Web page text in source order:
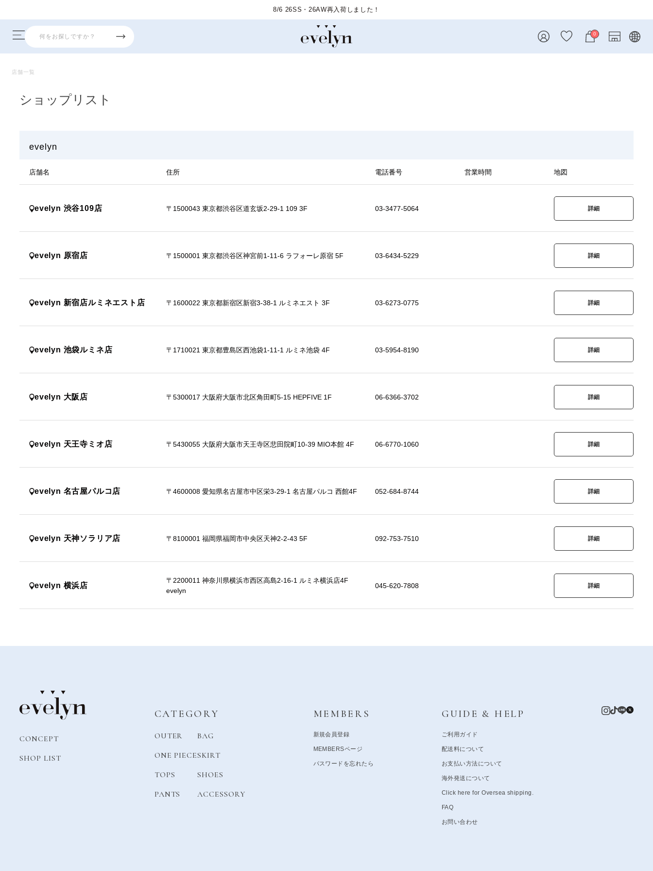
8/6 26SS・26AW再入荷しました！
0
店舗一覧
ショップリスト
evelyn
店舗名 住所 電話番号 営業時間 地図
evelyn 渋谷109店 〒1500043東京都渋谷区道玄坂2-29-1 109 3F 03-3477-5064 詳細
evelyn 原宿店 〒1500001東京都渋谷区神宮前1-11-6 ラフォーレ原宿 5F 03-6434-5229 詳細
evelyn 新宿店ルミネエスト店 〒1600022東京都新宿区新宿3-38-1 ルミネエスト 3F 03-6273-0775 詳細
evelyn 池袋ルミネ店 〒1710021東京都豊島区西池袋1-11-1 ルミネ池袋 4F 03-5954-8190 詳細
evelyn 大阪店 〒5300017 大阪府大阪市北区角田町5-15 HEPFIVE 1F 06-6366-3702 詳細
evelyn 天王寺ミオ店 〒5430055 大阪府大阪市天王寺区悲田院町10-39 MIO本館 4F 06-6770-1060 詳細
evelyn 名古屋パルコ店 〒4600008愛知県名古屋市中区栄3-29-1 名古屋パルコ 西館4F 052-684-8744 詳細
evelyn 天神ソラリア店 〒8100001福岡県福岡市中央区天神2-2-43 5F 092-753-7510 詳細
evelyn 横浜店
〒2200011神奈川県横浜市西区高島2-16-1 ルミネ横浜店4F
evelyn
045-620-7808 詳細
CONCEPT
SHOP LIST
CATEGORY
OUTER
ONE PIECE
TOPS
PANTS
BAG
SKIRT
SHOES
ACCESSORY
MEMBERS
新規会員登録
MEMBERSページ
パスワードを忘れたら
GUIDE & HELP
ご利用ガイド
配送料について
お支払い方法について
海外発送について
Click here for Oversea shipping.
FAQ
お問い合わせ